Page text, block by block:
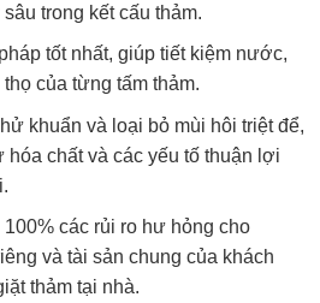
trong kết cấu thảm.
tốt nhất, giúp tiết kiệm nước,
của từng tấm thảm.
khuẩn và loại bỏ mùi hôi triệt để,
hóa chất và các yếu tố thuận lợi
các rủi ro hư hỏng cho
và tài sản chung của khách
thảm tại nhà.